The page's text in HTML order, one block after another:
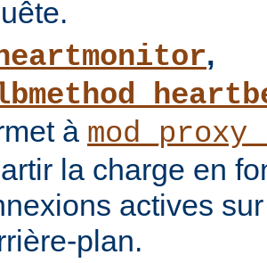
,
à
la charge en
actives
plan.